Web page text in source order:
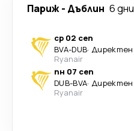
Париж- Дъблин 6 дни
ср 02 сеп
BVA-DUB· Директен
Ryanair
пн 07 сеп
DUB-BVA· Директен
Ryanair